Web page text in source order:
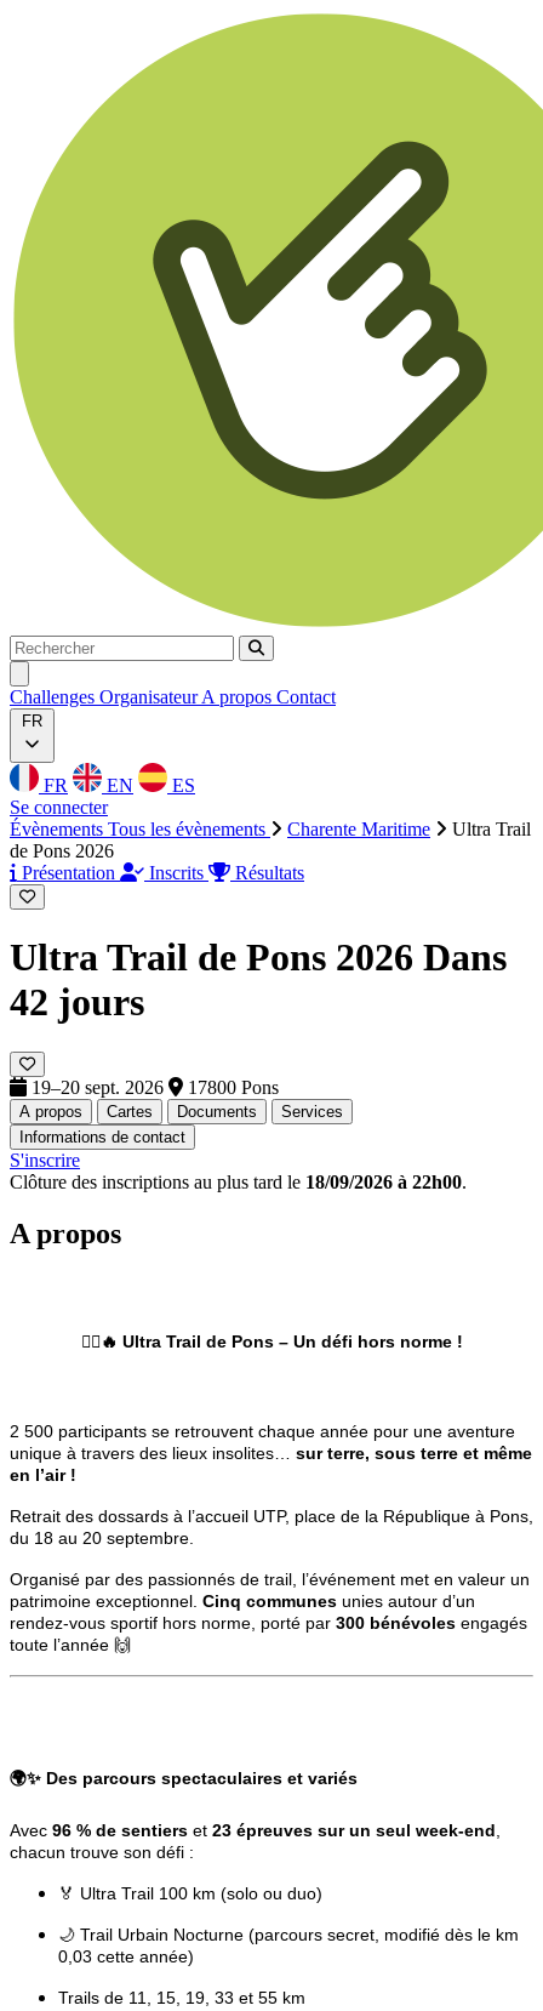
Rechercher
Rechercher
Challenges OrganisateurA propos Contact
FR
FR EN
ES
Se connecter
Évènements Tous les évènements Charente Maritime
Ultra Trail
de Pons 2026
Présentation
Inscrits Résultats
Ultra Trail de Pons 2026 Dans
42 jours
19–20 sept. 2026 17800 Pons
A propos Cartes Documents
Services
Informations de contact
S'inscrire
Clôture des inscriptions au plus tard le 18/09/2026 à 22h00.
A propos
🏃‍♂️🔥 Ultra Trail de Pons – Un défi hors norme !
2 500 participants se retrouvent chaque année pour une aventure
unique à travers des lieux insolites… sur terre, sous terre et même
en l’air !
Retrait des dossards à l’accueil UTP, place de la République à Pons,
du 18 au 20 septembre.
Organisé par des passionnés de trail, l’événement met en valeur un
patrimoine exceptionnel. Cinq communes unies autour d’un
rendez-vous sportif hors norme, porté par 300 bénévoles engagés
toute l’année 🙌
🌍✨ Des parcours spectaculaires et variés
Avec 96 % de sentiers et 23 épreuves sur un seul week-end,
chacun trouve son défi :
🏅 Ultra Trail 100 km (solo ou duo)
🌙 Trail Urbain Nocturne (parcours secret, modifié dès le km
0,03 cette année)
Trails de 11, 15, 19, 33 et 55 km